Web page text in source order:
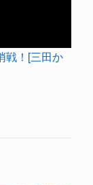
戦！[三田か